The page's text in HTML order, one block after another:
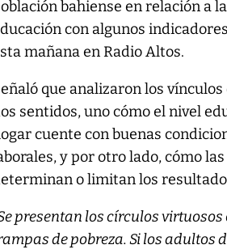
bahiense en relación a
con algunos
mañana en Radio Altos.
que analizaron los
sentidos, uno cómo el nivel
cuente con buenas
y por otro lado, cómo
o limitan los
presentan los círculos
de pobreza. Si los adultos